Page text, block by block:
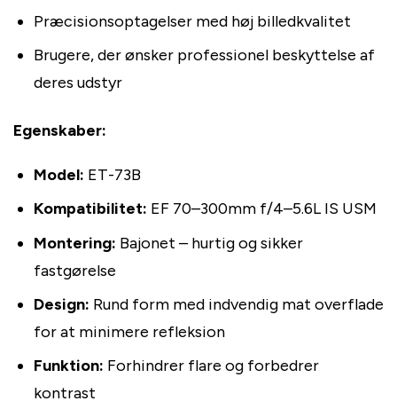
Præcisionsoptagelser med høj billedkvalitet
Brugere, der ønsker professionel beskyttelse af
deres udstyr
Egenskaber:
Model: ET-73B
Kompatibilitet: EF 70–300mm f/4–5.6L IS USM
Montering: Bajonet – hurtig og sikker
fastgørelse
Design: Rund form med indvendig mat overflade
for at minimere refleksion
Funktion: Forhindrer flare og forbedrer
kontrast